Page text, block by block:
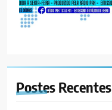
Postes Recentes